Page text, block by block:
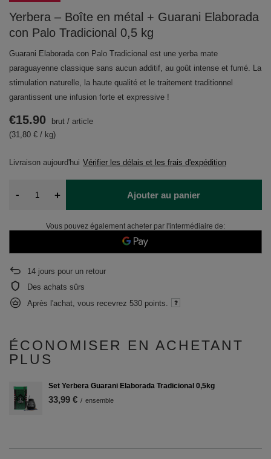
Yerbera – Boîte en métal + Guarani Elaborada
con Palo Tradicional 0,5 kg
Guarani Elaborada con Palo Tradicional est une yerba mate
paraguayenne classique sans aucun additif, au goût intense et fumé. La
stimulation naturelle, la haute qualité et le traitement traditionnel
garantissent une infusion forte et expressive !
Livraison aujourd'hui Vérifier les délais et les frais d'expédition
€15.90 brut / article
(31,80 € / kg)
- + Ajouter au panier
Vous pouvez également acheter par l'intermédiaire de:
14 jours pour un retour
Des achats sûrs
Après l'achat, vous recevrez 530 points.
ÉCONOMISER EN ACHETANT
PLUS
Set Yerbera Guarani Elaborada Tradicional 0,5kg
33,99 € / ensemble